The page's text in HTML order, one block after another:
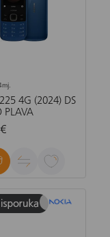
4G (2024) DS
PLAVA